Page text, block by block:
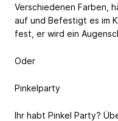
Verschiedenen Farben,
auf und Befestigt es im
fest, er wird ein
Oder
Pinkelparty
Ihr habt Pinkel Party?